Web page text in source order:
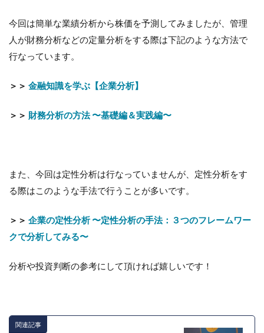
今回は簡単な業績分析から株価を予測してみましたが、管理
人が財務分析などの定量分析をする際は下記のような方法で
行なっています。
＞＞ 金融知識を学ぶ【企業分析】
＞＞ 財務分析の方法 〜基礎編＆実践編〜
また、今回は定性分析は行なっていませんが、定性分析をす
る際はこのような手法で行うことが多いです。
＞＞ 企業の定性分析 〜定性分析の手法：３つのフレームワー
クで分析してみる〜
分析や投資判断の参考にして頂ければ嬉しいです！
関連記事